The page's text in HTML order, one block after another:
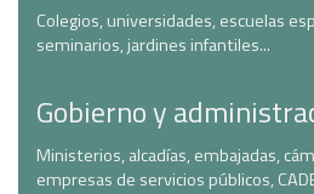
Colegios, universidades, escuelas
seminarios, jardines infantiles...
Gobierno y
Ministerios, alcadías, embajadas,
empresas de servicios públicos,